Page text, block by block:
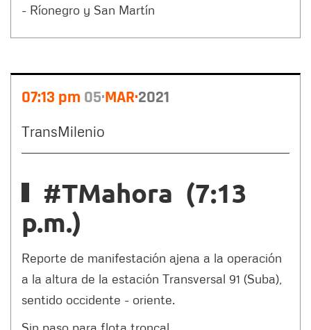
- Ríonegro y San Martín
07:13 pm 05 MAR 2021
TransMilenio
#TMahora (7:13
p.m.)
Reporte de manifestación ajena a la operación
a la altura de la estación Transversal 91 (Suba),
sentido occidente - oriente.